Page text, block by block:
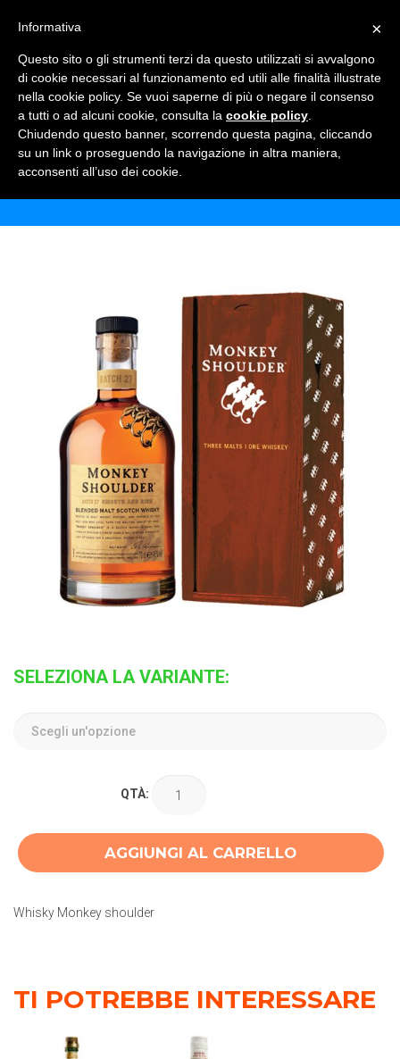
WHISKY MONKEY SHOULDER
Home Shop Alcolici
SELEZIONA LA VARIANTE:
QTÀ:
AGGIUNGI AL CARRELLO
Whisky Monkey shoulder
TI POTREBBE INTERESSARE
×
Informativa
Questo sito o gli strumenti terzi da questo utilizzati si avvalgono
di cookie necessari al funzionamento ed utili alle finalità illustrate
nella cookie policy. Se vuoi saperne di più o negare il consenso
a tutti o ad alcuni cookie, consulta la cookie policy
Chiudendo questo banner, scorrendo questa pagina, cliccando
su un link o proseguendo la navigazione in altra maniera,
acconsenti all’uso dei cookie.